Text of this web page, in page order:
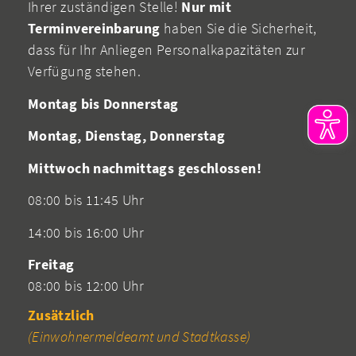
Ihrer zuständigen Stelle! Nur mit
Terminvereinbarung haben Sie die Sicherheit,
dass für Ihr Anliegen Personalkapazitäten zur
Verfügung stehen.
Montag bis Donnerstag
Montag, Dienstag, Donnerstag
Mittwoch nachmittags geschlossen!
08:00 bis 11:45 Uhr
14:00 bis 16:00 Uhr
Freitag
08:00 bis 12:00 Uhr
Zusätzlich
(Einwohnermeldeamt und Stadtkasse)